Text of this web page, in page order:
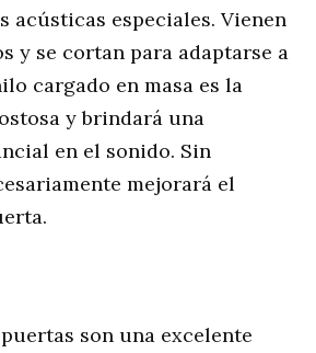
acústicas especiales. Vienen
y se cortan para adaptarse a
cargado en masa es la
y brindará una
en el sonido. Sin
mejorará el
son una excelente